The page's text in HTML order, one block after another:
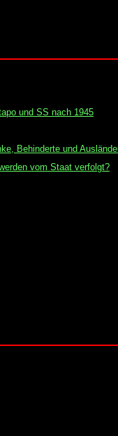
und SS nach 1945
Behinderte und
vom Staat verfolgt?